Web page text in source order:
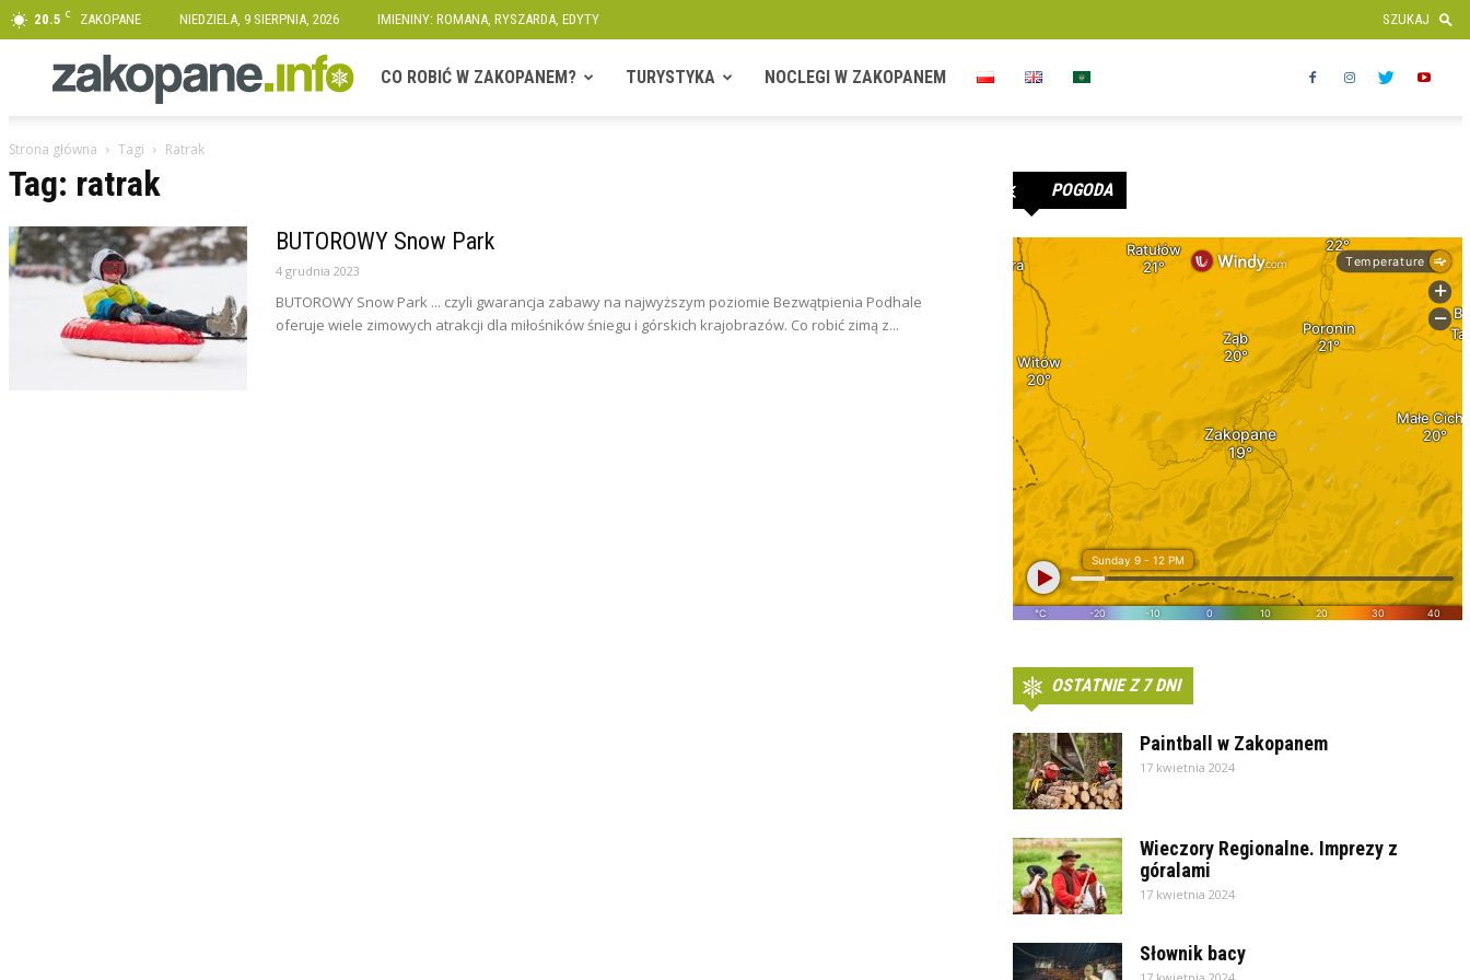
20.5 C ZAKOPANE NIEDZIELA, 9 SIERPNIA, 2026 IMIENINY: ROMANA, RYSZARDA, EDYTY
Zakopane.info
CO ROBIĆ W ZAKOPANEM? TURYSTYKA NOCLEGI W ZAKOPANEM
Strona główna Tagi Ratrak
Tag: ratrak
BUTOROWY Snow Park
4 grudnia 2023
BUTOROWY Snow Park ... czyli gwarancja zabawy na najwyższym poziomie Bezwątpienia Podhale
oferuje wiele zimowych atrakcji dla miłośników śniegu i górskich krajobrazów. Co robić zimą z...
POGODA
OSTATNIE Z 7 DNI
Paintball w Zakopanem
17 kwietnia 2024
Wieczory Regionalne. Imprezy z
góralami
17 kwietnia 2024
Słownik bacy